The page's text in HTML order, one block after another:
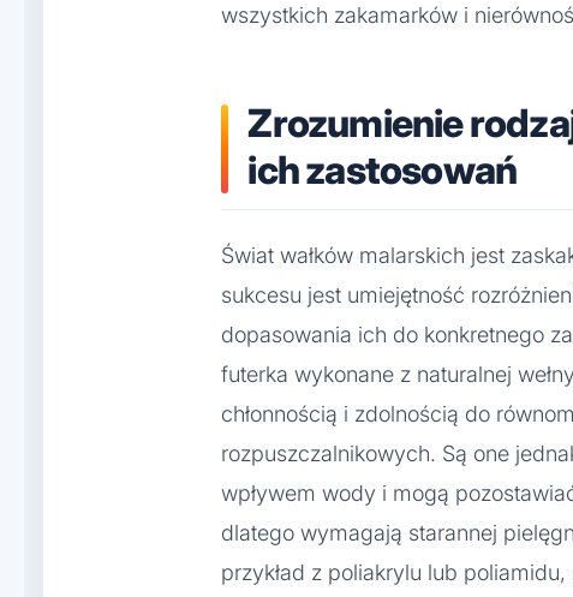
wszystkich zakamarków i
Zrozumienie
ich zastosowań
Świat wałków malarskich jest
sukcesu jest umiejętność
dopasowania ich do konkretnego
futerka wykonane z naturalnej
chłonnością i zdolnością do
rozpuszczalnikowych. Są one
wpływem wody i mogą
dlatego wymagają starannej
przykład z poliakrylu lub